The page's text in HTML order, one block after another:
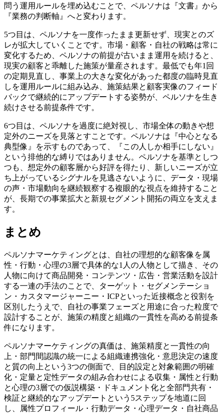
問う運用ルールを埋め込むことで、ペルソナは『文書』から
『業務の判断軸』へと変わります。
5つ目は、ペルソナを一度作ったまま更新せず、現実とのズ
レが拡大していくことです。市場・顧客・自社の戦略は常に
変化するため、ペルソナの前提が古いまま運用を続けると、
現実の顧客と乖離した施策が量産されます。最低でも年1回
の定期見直し、事業上の大きな変化があった都度の臨時見直
しを運用ルールに組み込み、施策結果と顧客実像のフィード
バックで継続的にアップデートする姿勢が、ペルソナを生き
続けさせる前提条件です。
6つ目は、ペルソナを過度に絶対視し、市場全体の動きや想
定外のニーズを見落とすことです。ペルソナは『中心となる
典型像』を示すものであって、『この人しか相手にしない』
という排他的な縛りではありません。ペルソナを基準としつ
つも、想定外の顧客層から好評を得たり、新しいニーズが立
ち上がっているシグナルを見逃さないように、データ・現場
の声・市場動向を継続観察する複眼的な視点を維持すること
が、長期での事業拡大と新規セグメント開拓の両立を支えま
す。
まとめ
ペルソナマーケティングとは、自社の理想的な顧客像を属
性・行動・心理の3層で具体的な1人の人物として描き、その
人物に向けて商品開発・コンテンツ・広告・営業活動を設計
する一連の手法のことで、ターゲット・セグメンテーショ
ン・カスタマージャーニー・ICPといった近接概念と役割を
区別したうえで、自社の事業フェーズと用途に合った粒度で
設計することが、施策の精度と組織の一貫性を高める前提条
件になります。
ペルソナマーケティングの真価は、施策精度と一貫性の向
上・部門間認識の統一による組織連携強化・意思決定の速度
と質の向上という3つの側面で、目的設定と対象範囲の明確
化・定量と定性データの組み合わせによる収集・属性と行動
と心理の3層での仮説構築・ドキュメント化と全部門共有・
検証と継続的なアップデートという5ステップを地道に回
し、属性プロフィール・行動データ・心理データ・自社商品